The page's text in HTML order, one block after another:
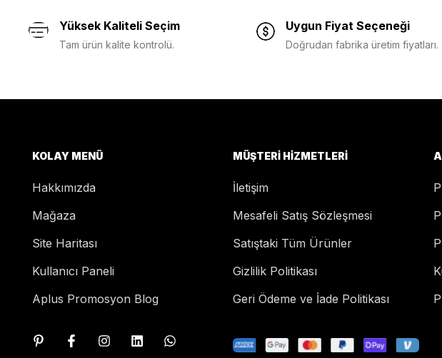
Yüksek Kaliteli Seçim
Tam ürün kalite kontrolü.
Uygun Fiyat Seçeneği
Doğrudan fabrika üretim fiyatları.
KOLAY MENÜ
Hakkımızda
Mağaza
Site Haritası
Kullanıcı Paneli
Aplus Promosyon Blog
MÜŞTERI HIZMETLERI
İletişim
Mesafeli Satış Sözleşmesi
Satıştaki Tüm Ürünler
Gizlilik Politikası
Geri Ödeme ve İade Politikası